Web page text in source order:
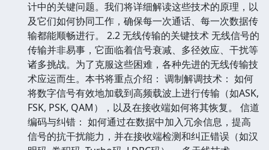
计中的关键问题。我们将详细解读这些技术的原理，以
及它们如何协同工作，确保每一次通话、每一次数据传
输都能顺畅进行。 2.2 无线传输的关键技术 无线信号的
传输并非易事，它面临着信号衰减、多径效应、干扰等
诸多挑战。为了克服这些困难，各种先进的无线传输技
术应运而生。本书将重点介绍： 调制解调技术： 如何
将数字信号有效地加载到高频载波上进行传输（如ASK,
FSK, PSK, QAM），以及在接收端如何将其恢复。 信道
编码与纠错： 如何通过在数据中加入冗余信息，提高
信号的抗干扰能力，并在接收端检测和纠正错误（如汉